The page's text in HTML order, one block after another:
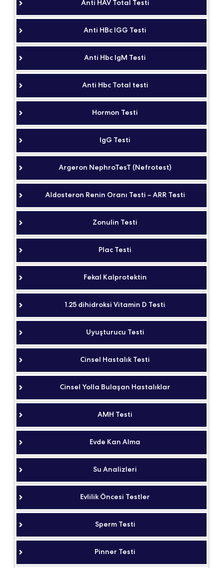
Anti HAV Total Testi
Anti HBc IGG Testi
Anti Hbc IgM Testi
Anti Hbc Total testi
Hormon Testi
IgG Testi
Argeron NephroTesT (Nefrotest)
Aldosteron Renin Oranı Testi – ARR Testi
Zonulin Testi
Plac Testi
Fekal Kalprotektin
1.25 dihidroksi Vitamin D Testi
Uyuşturucu Testi
Cinsel Hastalık Testi
Cinsel Yolla Bulaşan Hastalıklar
AMH Testi
Evde Kan Alma
Su Analizleri
Evlilik Öncesi Testler
Sperm Testi
Pinner Testi